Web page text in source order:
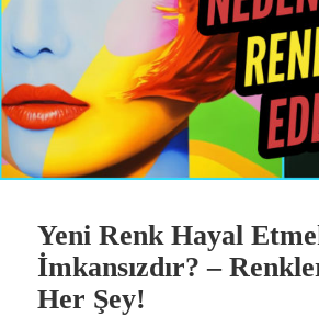
Yeni Renk Hayal
İmkansızdır? –
Her Şey!